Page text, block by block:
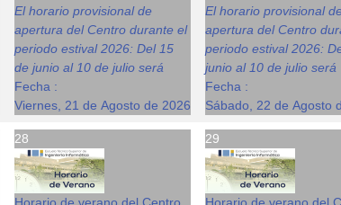
El horario provisional de
apertura del Centro durante el
periodo estival 2026: Del 15
de junio al 10 de julio será
Fecha :
Viernes, 21 de Agosto de 2026
El horario provisional
apertura del Centro
periodo estival 2026:
junio al 10 de julio será
Fecha :
Sábado, 22 de Agosto
28 29